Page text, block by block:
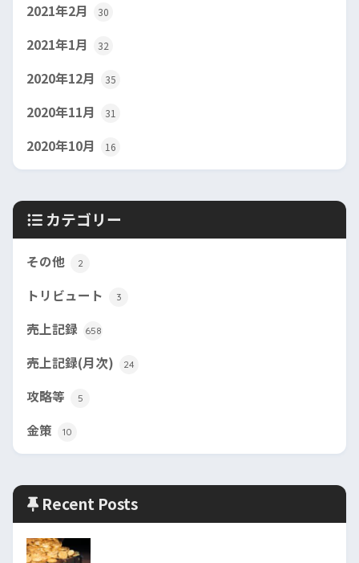
2021年2月 30
2021年1月 32
2020年12月 35
2020年11月 31
2020年10月 16
カテゴリー
その他 2
トリビュート 3
売上記録 658
売上記録(月次) 24
攻略等 5
金策 10
Recent Posts